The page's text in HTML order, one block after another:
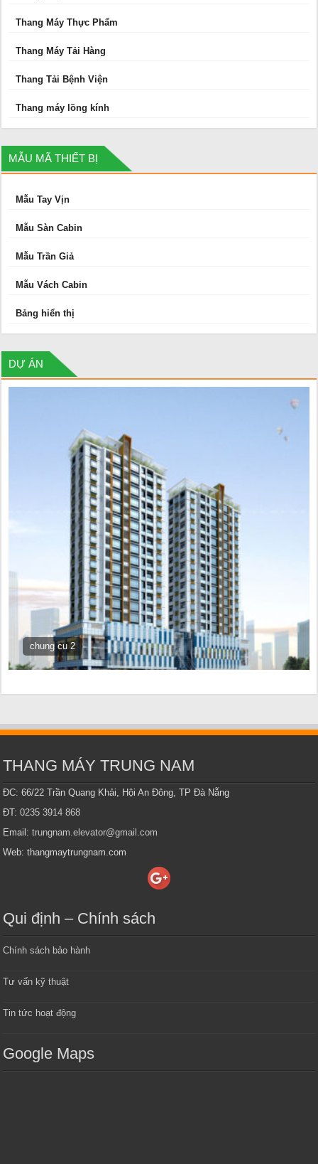
Thang Máy Thực Phẩm
Thang Máy Tải Hàng
Thang Tải Bệnh Viện
Thang máy lồng kính
MẪU MÃ THIẾT BỊ
Mẫu Tay Vịn
Mẫu Sàn Cabin
Mẫu Trần Giả
Mẫu Vách Cabin
Bảng hiển thị
DỰ ÁN
chung cu 2
THANG MÁY TRUNG NAM
ĐC: 66/22 Trần Quang Khải, Hội An Đông, TP Đà Nẵng
ĐT:0235 3914 868
Email:trungnam.elevator@gmail.com
Web: thangmaytrungnam.com
Qui định – Chính sách
Chính sách bảo hành
Tư vấn kỹ thuật
Tin tức hoạt động
Google Maps